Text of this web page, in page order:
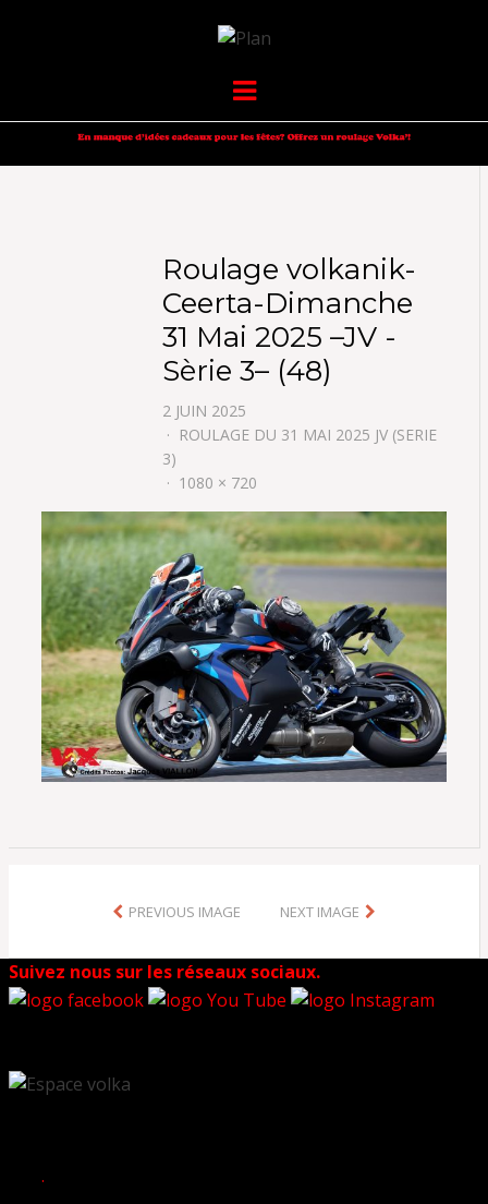
VOLKANIK-
ENDURANCE
Menu
Roulage volkanik-
Ceerta-Dimanche
31 Mai 2025 –JV -
Sèrie 3– (48)
2 JUIN 2025
ROULAGE DU 31 MAI 2025 JV (SERIE
3)
1080 × 720
PREVIOUS IMAGE NEXT IMAGE
Suivez nous sur les réseaux sociaux.
.